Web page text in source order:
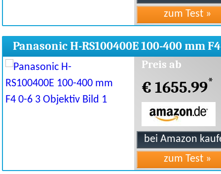
Panasonic H-RS100400E 100-400 mm
3 Objektiv
Preis ab
€ 1655.99*